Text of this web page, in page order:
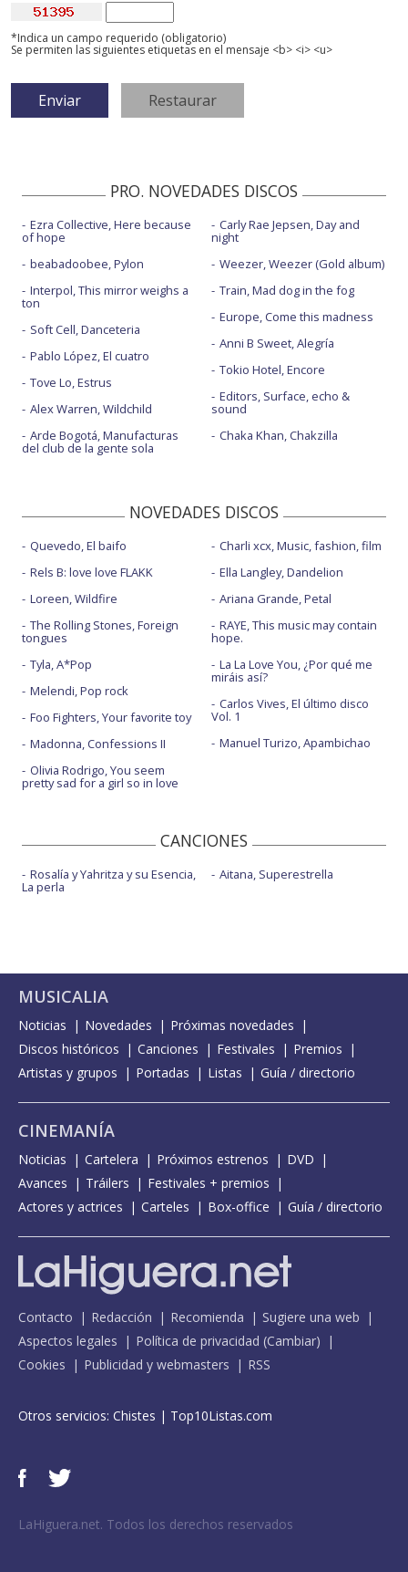
*Indica un campo requerido (obligatorio)
Se permiten las siguientes etiquetas en el mensaje <b> <i> <u>
PRO. NOVEDADES DISCOS
Ezra Collective, Here because
of hope
beabadoobee, Pylon
Interpol, This mirror weighs a
ton
Soft Cell, Danceteria
Pablo López, El cuatro
Tove Lo, Estrus
Alex Warren, Wildchild
Arde Bogotá, Manufacturas
del club de la gente sola
Carly Rae Jepsen, Day and
night
Weezer, Weezer (Gold album)
Train, Mad dog in the fog
Europe, Come this madness
Anni B Sweet, Alegría
Tokio Hotel, Encore
Editors, Surface, echo &
sound
Chaka Khan, Chakzilla
NOVEDADES DISCOS
Quevedo, El baifo
Rels B: love love FLAKK
Loreen, Wildfire
The Rolling Stones, Foreign
tongues
Tyla, A*Pop
Melendi, Pop rock
Foo Fighters, Your favorite toy
Madonna, Confessions II
Olivia Rodrigo, You seem
pretty sad for a girl so in love
Charli xcx, Music, fashion, film
Ella Langley, Dandelion
Ariana Grande, Petal
RAYE, This music may contain
hope.
La La Love You, ¿Por qué me
miráis así?
Carlos Vives, El último disco
Vol. 1
Manuel Turizo, Apambichao
CANCIONES
Rosalía y Yahritza y su Esencia,
La perla
Aitana, Superestrella
MUSICALIA
Noticias Novedades
Próximas novedades
Discos históricos
Canciones Festivales
Premios
Artistas y grupos
Portadas Listas Guía / directorio
CINEMANÍA
Noticias Cartelera Próximos estrenos
DVD
Avances
Tráilers
Festivales + premios
Actores y actrices
Carteles Box-office Guía / directorio
Contacto Redacción Recomienda
Sugiere una web
Aspectos legales
Política de privacidad (Cambiar)
Cookies
Publicidad y webmasters RSS
Otros servicios: Chistes | Top10Listas.com
LaHiguera.net. Todos los derechos reservados